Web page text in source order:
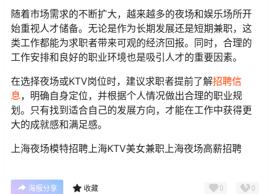
随着市场需求的不断扩大，越来越多的夜场和娱乐场所开
始重视人才储备。无论是作为长期发展还是短期兼职，这
类工作都能为求职者带来可观的经济回报。同时，合理的
工作安排和良好的职业环境也是吸引人才的重要因素。
在选择夜场或KTV岗位时，建议求职者提前了解招聘信
息，明确自身定位，并根据个人情况做出合理的职业规
划。只有找到适合自己的发展方向，才能在工作中获得更
大的成就感和满足感。
上海夜场模特招聘上海KTV美女兼职上海夜场高薪招聘
海报分享 收藏 0 0